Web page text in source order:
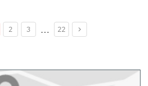
2 3 ... 22